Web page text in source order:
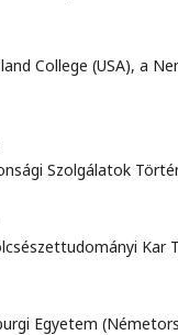
College (USA), a
Szolgálatok
Egyetem